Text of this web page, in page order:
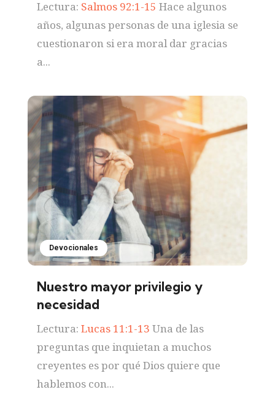
Lectura: Salmos 92:1-15 Hace algunos
años, algunas personas de una iglesia se
cuestionaron si era moral dar gracias
a...
Devocionales
Nuestro mayor privilegio y
necesidad
Lectura: Lucas 11:1-13 Una de las
preguntas que inquietan a muchos
creyentes es por qué Dios quiere que
hablemos con...